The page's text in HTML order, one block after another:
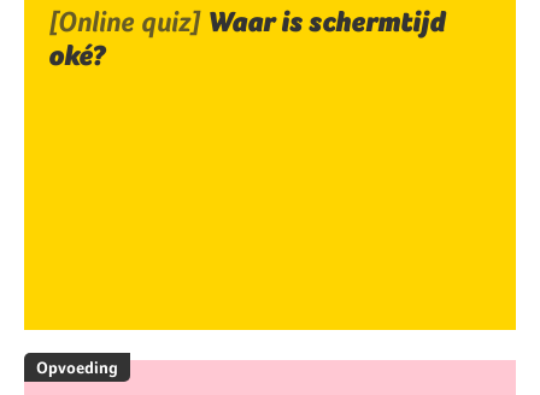
[Online quiz] Waar is schermtijd
oké?
Opvoeding